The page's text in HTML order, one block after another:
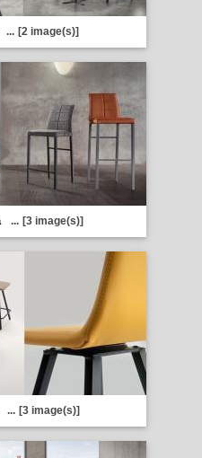
... [2 image(s)]
... [3 image(s)]
... [3 image(s)]